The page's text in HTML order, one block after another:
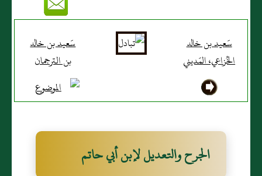
سَعيد بن خالد
الخُزاعي، المَديني
سَعيد بن خالد
بن الترجمان
الجرح والتعديل لإبن أبي حاتم